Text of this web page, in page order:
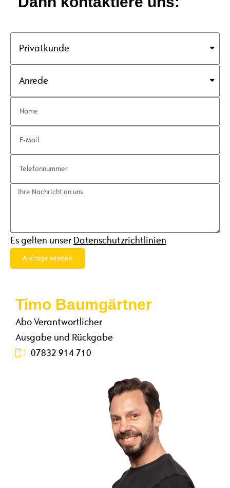
Es gelten unser Datenschutzrichtlinien
Anfrage senden
Timo Baumgärtner
Abo Verantwortlicher
Ausgabe und Rückgabe
07832 914 710